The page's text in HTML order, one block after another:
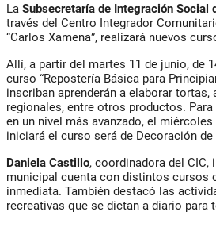
La Subsecretaría de Integración Social
través del Centro Integrador
“Carlos Xamena”, realizará nuevos
Allí, a partir del martes 11 de junio, de
curso “Repostería Básica para
inscriban aprenderán a elaborar tortas,
regionales, entre otros productos.
en un nivel más avanzado, el miércoles
iniciará el curso será de Decoración de
Daniela Castillo, coordinadora del
municipal cuenta con distintos cursos
inmediata. También destacó las
recreativas que se dictan a diario para